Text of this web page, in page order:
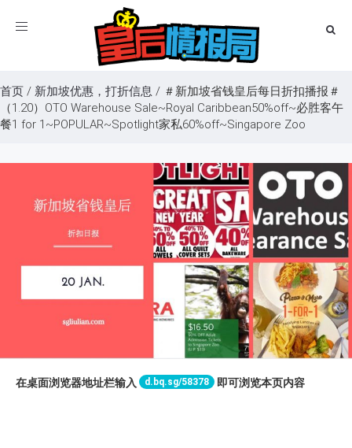
Toggle
首页 / 新加坡优惠，打折信息 / ＃新加坡省钱皇后每日折扣播报＃
（1.20）OTO Warehouse Sale~Royal Caribbean50%off~必胜客午
餐1 for 1~POPULAR~Spotlight家私60%off~Singapore Zoo
在桌面浏览器地址栏输入 d.bq.sg/58378 即可浏览本页内容